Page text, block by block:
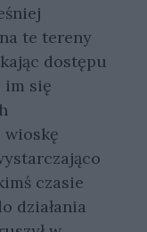
te tereny
dostępu
im się
wioskę
czasie
działania